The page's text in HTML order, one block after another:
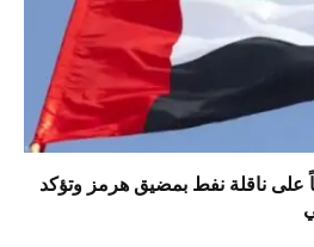
على ناقلة نفط بمضيق هرمز وتؤكد